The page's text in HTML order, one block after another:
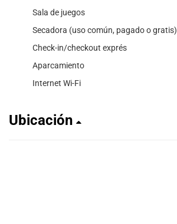
Sala de juegos
Secadora (uso común, pagado o gratis)
Check-in/checkout exprés
Aparcamiento
Internet Wi-Fi
Ubicación